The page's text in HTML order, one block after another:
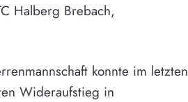
Halberg Brebach,
konnte im letzten
Wideraufstieg in